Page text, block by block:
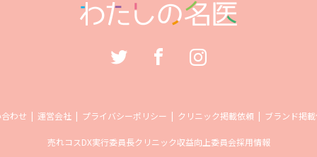
わせ 運営会社 プライバシーポリシー クリニック掲載依頼 ブランド掲
売れコスDX実行委員長クリニック収益向上委員会採用情報